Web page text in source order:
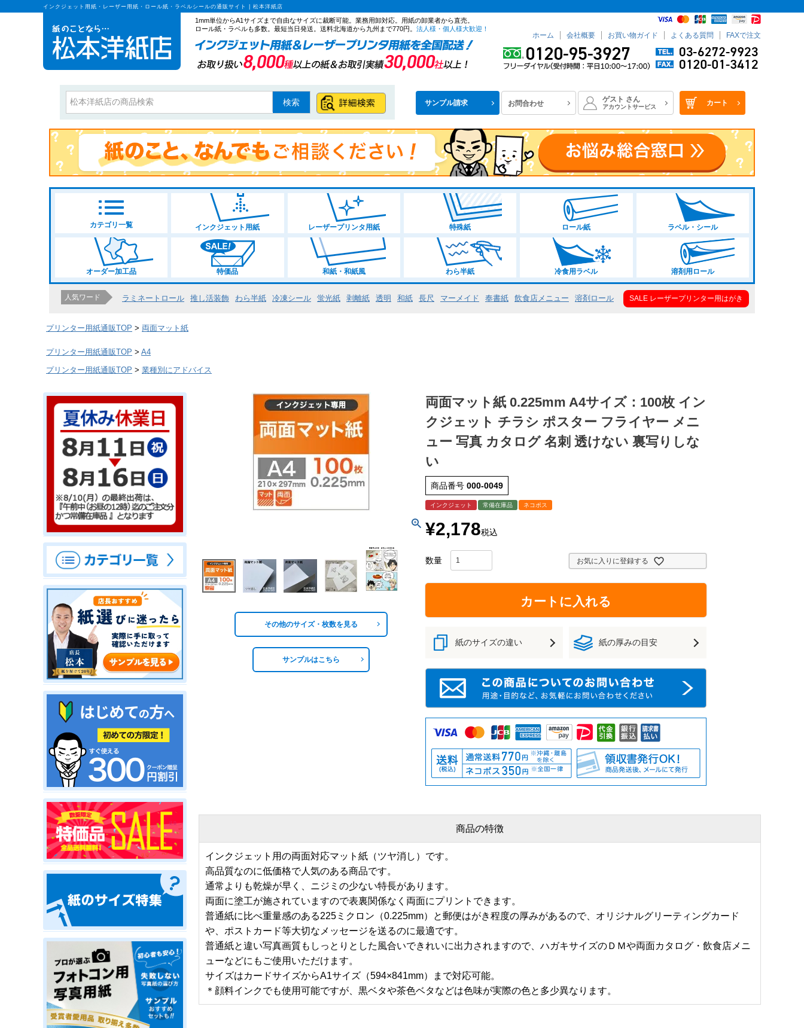
インクジェット用紙・レーザー用紙・ロール紙・ラベルシールの通販サイト | 松本洋紙店
1mm単位からA1サイズまで自由なサイズに裁断可能。業務用卸対応。用紙の卸業者から直売。
ロール紙・ラベルも多数。最短当日発送。送料北海道から九州まで770円。 法人様・個人様大歓迎！
ホーム 会社概要 お買い物ガイド よくある質問 FAXで注文
サンプル請求 お問合わせ ゲスト さん
アカウントサービス カート
検索
カテゴリ一覧 インクジェット用紙 レーザープリンタ用紙 特殊紙 ロール紙 ラベル・シール
オーダー加工品 特価品 和紙・和紙風 わら半紙 冷食用ラベル 溶剤用ロール
人気ワード ラミネートロール 推し活装飾 わら半紙 冷凍シール 蛍光紙 剥離紙 透明 和紙 長尺 マーメイド 奉書紙 飲食店メニュー 溶剤ロール SALE レーザープリンター用はがき
プリンター用紙通販TOP 両面マット紙
プリンター用紙通販TOP
A4
プリンター用紙通販TOP
業種別にアドバイス
その他のサイズ・枚数を見る
サンプルはこちら
両面マット紙 0.225mm A4サイズ：100枚 イン
クジェット チラシ ポスター フライヤー メニ
ュー 写真 カタログ 名刺 透けない 裏写りしな
い
商品番号 000-0049
インクジェット 常備在庫品 ネコポス
¥2,178税込
お気に入りに登録する
カートに入れる
紙のサイズの違い 紙の厚みの目安
商品の特徴
インクジェット用の両面対応マット紙（ツヤ消し）です。
高品質なのに低価格で人気のある商品です。
通常よりも乾燥が早く、ニジミの少ない特長があります。
両面に塗工が施されていますので表裏関係なく両面にプリントできます。
普通紙に比べ重量感のある225ミクロン（0.225mm）と郵便はがき程度の厚みがあるので、オリジナルグリーティングカード
や、ポストカード等大切なメッセージを送るのに最適です。
普通紙と違い写真画質もしっとりとした風合いできれいに出力されますので、ハガキサイズのＤＭや両面カタログ・飲食店メニ
ューなどにもご使用いただけます。
サイズはカードサイズからA1サイズ（594×841mm）まで対応可能。
＊顔料インクでも使用可能ですが、黒ベタや茶色ベタなどは色味が実際の色と多少異なります。